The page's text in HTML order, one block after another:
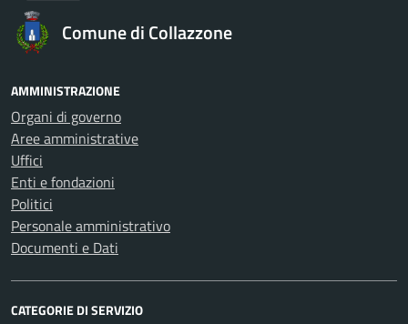
Comune di Collazzone
AMMINISTRAZIONE
Organi di governo
Aree amministrative
Uffici
Enti e fondazioni
Politici
Personale amministrativo
Documenti e Dati
CATEGORIE DI SERVIZIO